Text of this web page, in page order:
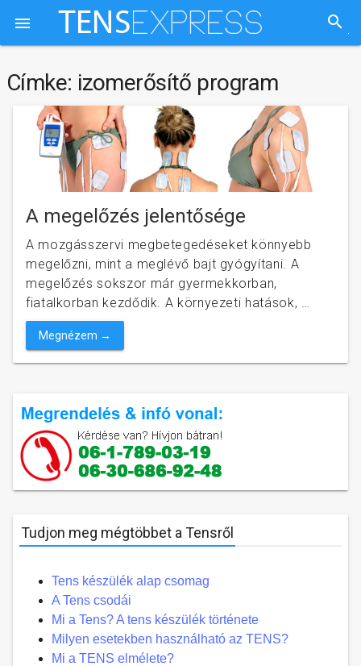
 search
Címke: izomerősítő program
A megelőzés jelentősége
A mozgásszervi megbetegedéseket könnyebb
megelőzni, mint a meglévő bajt gyógyítani. A
megelőzés sokszor már gyermekkorban,
fiatalkorban kezdődik. A környezeti hatások, …
Megnézem →
Tudjon meg mégtöbbet a Tensről
Tens készülék alap csomag
A Tens csodái
Mi a Tens? A tens készülék története
Milyen esetekben használható az TENS?
Mi a TENS elmélete?